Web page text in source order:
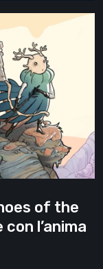
of the
l’anima